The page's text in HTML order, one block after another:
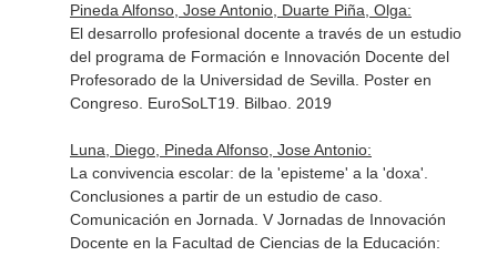
Pineda Alfonso, Jose Antonio, Duarte Piña, Olga:
El desarrollo profesional docente a través de un estudio
del programa de Formación e Innovación Docente del
Profesorado de la Universidad de Sevilla. Poster en
Congreso. EuroSoLT19. Bilbao. 2019
Luna, Diego, Pineda Alfonso, Jose Antonio:
La convivencia escolar: de la 'episteme' a la 'doxa'.
Conclusiones a partir de un estudio de caso.
Comunicación en Jornada. V Jornadas de Innovación
Docente en la Facultad de Ciencias de la Educación: